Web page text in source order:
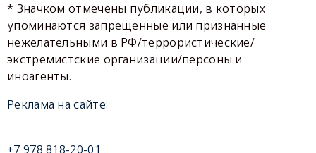
* Значком отмечены публикации, в которых
упоминаются запрещенные или признанные
нежелательными в РФ/террористические/
экстремистские организации/персоны и
иноагенты.
Реклама на сайте:
+7 978 818-20-01